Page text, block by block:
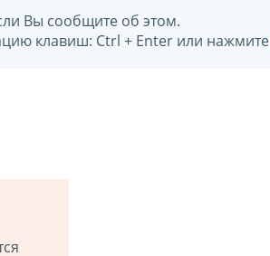
Вы сообщите об этом.
клавиш: Ctrl + Enter или нажмите